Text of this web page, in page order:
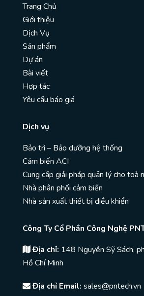
Trang Chủ
Giới thiệu
Dịch Vụ
Sản phẩm
Dự án
Bài viết
Hợp tác
Yêu cầu báo giá
Dịch vụ
Bảo trì – Bảo dưỡng hệ thống
Cảm biến ACI
Cung cấp giải pháp quản lý cho toà
Nhà phân phối cảm biến
Nhà sản xuất thiết bị điều khiển
Công Ty Cổ Phần Công Nghệ
Địa chỉ: 148 Nguyễn Sỹ Sách,
Hồ Chí Minh
Địa chỉ Email: sales@pntech.vn